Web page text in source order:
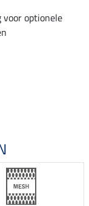
voor optionele